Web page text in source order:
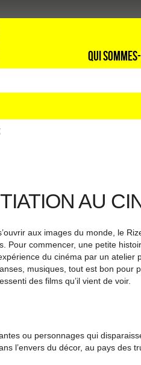
Qui
AU
aux images du monde, le
Pour commencer, une petite
du cinéma par un atelier
musiques, tout est bon pour
des films qu’il vient de voir.
ou personnages qui
l’envers du décor, au pays des